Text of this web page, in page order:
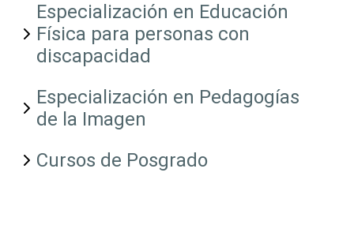
Especialización en Educación
Física para personas con
discapacidad
Especialización en Pedagogías
de la Imagen
Cursos de Posgrado